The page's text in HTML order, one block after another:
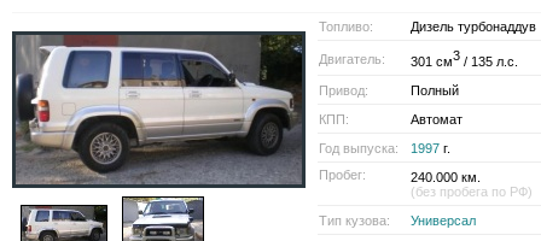
Топливо: Дизель турбонаддув
Двигатель: 301 см3 / 135 л.с.
Привод:
Полный
КПП:
Автомат
Год выпуска:
1997 г.
Пробег:
240.000 км.
(без пробега по РФ)
Тип кузова:
Универсал